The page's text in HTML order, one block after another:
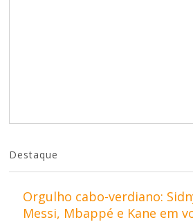
Destaque
Orgulho cabo-verdiano:
Messi, Mbappé e Kane em